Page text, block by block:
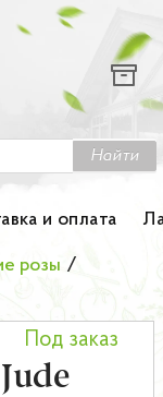
Найти
и оплата
розы /
Под заказ